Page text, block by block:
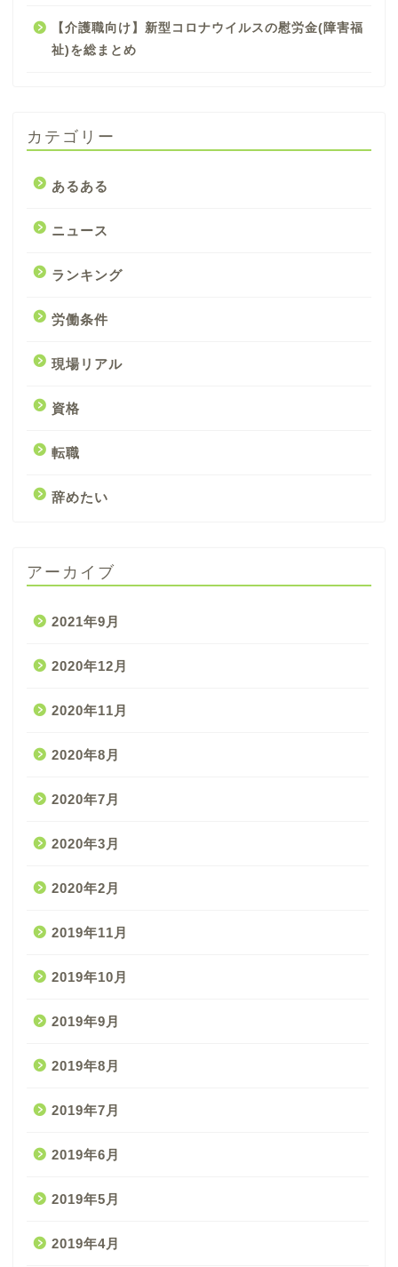
【介護職向け】新型コロナウイルスの慰労金(障害福
祉)を総まとめ
カテゴリー
あるある
ニュース
ランキング
労働条件
現場リアル
資格
転職
辞めたい
アーカイブ
2021年9月
2020年12月
2020年11月
2020年8月
2020年7月
2020年3月
2020年2月
2019年11月
2019年10月
2019年9月
2019年8月
2019年7月
2019年6月
2019年5月
2019年4月